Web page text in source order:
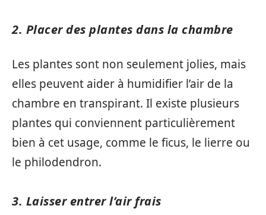
2. Placer des plantes dans la chambre
Les plantes sont non seulement jolies, mais
elles peuvent aider à humidifier l’air de la
chambre en transpirant. Il existe plusieurs
plantes qui conviennent particulièrement
bien à cet usage, comme le ficus, le lierre ou
le philodendron.
3. Laisser entrer l’air frais